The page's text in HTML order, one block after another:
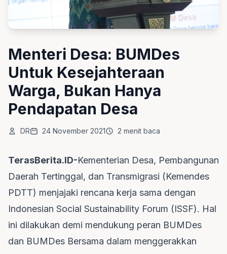
Menteri Desa: BUMDes
Untuk Kesejahteraan
Warga, Bukan Hanya
Pendapatan Desa
DR 24 November 2021 2 menit baca
TerasBerita.ID-Kementerian Desa, Pembangunan
Daerah Tertinggal, dan Transmigrasi (Kemendes
PDTT) menjajaki rencana kerja sama dengan
Indonesian Social Sustainability Forum (ISSF). Hal
ini dilakukan demi mendukung peran BUMDes
dan BUMDes Bersama dalam menggerakkan